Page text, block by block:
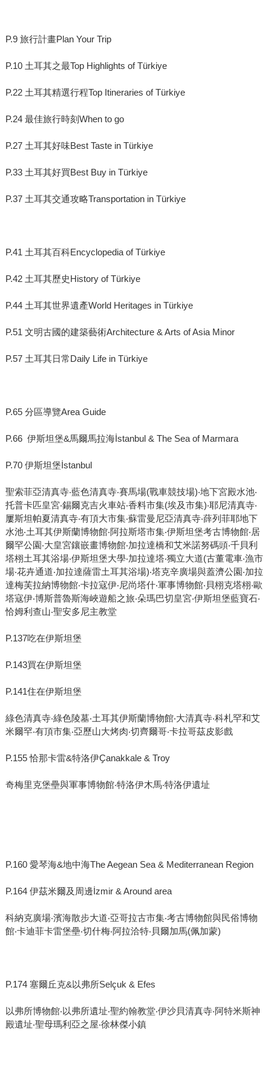
P.9 旅行計畫Plan Your Trip
P.10 土耳其之最Top Highlights of Türkiye
P.22 土耳其精選行程Top Itineraries of Türkiye
P.24 最佳旅行時刻When to go
P.27 土耳其好味Best Taste in Türkiye
P.33 土耳其好買Best Buy in Türkiye
P.37 土耳其交通攻略Transportation in Türkiye
P.41 土耳其百科Encyclopedia of Türkiye
P.42 土耳其歷史History of Türkiye
P.44 土耳其世界遺產World Heritages in Türkiye
P.51 文明古國的建築藝術Architecture & Arts of Asia Minor
P.57 土耳其日常Daily Life in Türkiye
P.65 分區導覽Area Guide
P.66 伊斯坦堡&馬爾馬拉海İstanbul & The Sea of Marmara
P.70 伊斯坦堡İstanbul
聖索菲亞清真寺‧藍色清真寺‧賽馬場(戰車競技場)‧地下宮殿水池‧
托普卡匹皇宮‧錫爾克吉火車站‧香料市集(埃及市集)‧耶尼清真寺‧
屢斯坦帕夏清真寺‧有頂大市集‧蘇雷曼尼亞清真寺‧薛列菲耶地下
水池‧土耳其伊斯蘭博物館‧阿拉斯塔市集‧伊斯坦堡考古博物館‧居
爾罕公園‧大皇宮鑲嵌畫博物館‧加拉達橋和艾米諾努碼頭‧千貝利
塔栩土耳其浴場‧伊斯坦堡大學‧加拉達塔‧獨立大道(古董電車‧漁市
場‧花卉通道‧加拉達薩雷土耳其浴場)‧塔克辛廣場與蓋濟公園‧加拉
達梅芙拉納博物館‧卡拉寇伊‧尼尚塔什‧軍事博物館‧貝栩克塔栩‧歐
塔寇伊‧博斯普魯斯海峽遊船之旅‧朵瑪巴切皇宮‧伊斯坦堡藍寶石‧
恰姆利查山‧聖安多尼主教堂
P.137吃在伊斯坦堡
P.143買在伊斯坦堡
P.141住在伊斯坦堡
綠色清真寺‧綠色陵墓‧土耳其伊斯蘭博物館‧大清真寺‧科札罕和艾
米爾罕‧有頂市集‧亞歷山大烤肉‧切齊爾哥‧卡拉哥茲皮影戲
P.155 恰那卡雷&特洛伊Ҫanakkale & Troy
奇梅里克堡壘與軍事博物館‧特洛伊木馬‧特洛伊遺址
P.160 愛琴海&地中海The Aegean Sea & Mediterranean Region
P.164 伊茲米爾及周邊İzmir & Around area
科納克廣場‧濱海散步大道‧亞哥拉古市集‧考古博物館與民俗博物
館‧卡迪菲卡雷堡壘‧切什梅‧阿拉洽特‧貝爾加馬(佩加蒙)
P.174 塞爾丘克&以弗所Selçuk & Efes
以弗所博物館‧以弗所遺址‧聖約翰教堂‧伊沙貝清真寺‧阿特米斯神
殿遺址‧聖母瑪利亞之屋‧徐林傑小鎮